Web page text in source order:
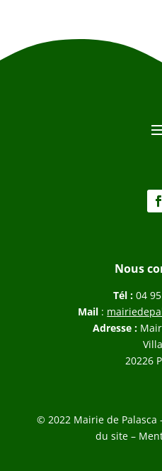
Nous
Tél : 04
Mail :
Adresse :
20226
© 2022 Mairie de Palasca
du site –